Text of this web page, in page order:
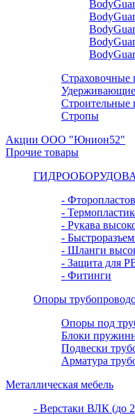
Страховочные
Строительные
Стропы
Акции ООО "Юнион52"
Прочие товары
-
-
- Рукава
-
- Шланги
- Защита для
- Фитинги
Опоры
Опоры под
Блоки
Подвески
Арматура
Металлическая мебель
- Верстаки ВЛК (до